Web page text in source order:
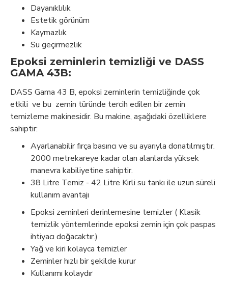
Dayanıklılık
Estetik görünüm
Kaymazlık
Su geçirmezlik
Epoksi zeminlerin temizliği ve DASS
GAMA 43B:
DASS Gama 43 B, epoksi zeminlerin temizliğinde çok
etkili ve bu zemin türünde tercih edilen bir zemin
temizleme makinesidir. Bu makine, aşağıdaki özelliklere
sahiptir:
Ayarlanabilir fırça basıncı ve su ayarıyla donatılmıştır.
2000 metrekareye kadar olan alanlarda yüksek
manevra kabiliyetine sahiptir.
38 Litre Temiz - 42 Litre Kirli su tankı ile uzun süreli
kullanım avantajı
Epoksi zeminleri derinlemesine temizler ( Klasik
temizlik yöntemlerinde epoksi zemin için çok paspas
ihtiyacı doğacaktır.)
Yağ ve kiri kolayca temizler
Zeminler hızlı bir şekilde kurur
Kullanımı kolaydır